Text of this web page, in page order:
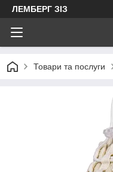
ЛЕМБЕРГ ЗІЗ
Товари та послуги